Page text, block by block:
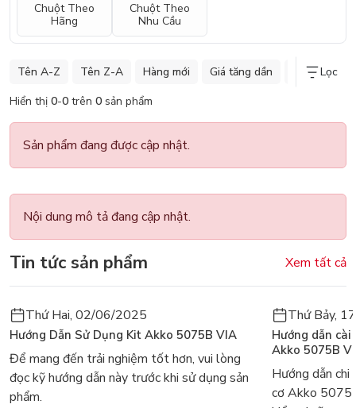
Chuột Theo
Hãng
Chuột Theo
Nhu Cầu
Hiển thị 0-0 trên 0 sản phẩm
Tên A-Z Tên Z-A Hàng mới Giá tăng dần Giá giảm dần
Lọc
Sản phẩm đang được cập nhật.
Nội dung mô tả đang cập nhật.
Tin tức sản phẩm Xem tất cả
Thứ Hai, 02/06/2025
Hướng Dẫn Sử Dụng Kit Akko 5075B VIA
Để mang đến trải nghiệm tốt hơn, vui lòng
đọc kỹ hướng dẫn này trước khi sử dụng sản
phẩm.
Thứ Bảy,
Hướng dẫn
Akko 5075B
Hướng dẫn
cơ Akko